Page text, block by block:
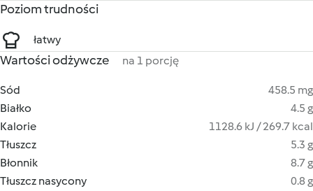
Poziom trudności
łatwy
Wartości odżywcze na 1 porcję
Sód
458.5 mg
Białko
4.5 g
Kalorie
1128.6 kJ / 269.7 kcal
Tłuszcz
5.3 g
Błonnik
8.7 g
Tłuszcz nasycony
0.8 g